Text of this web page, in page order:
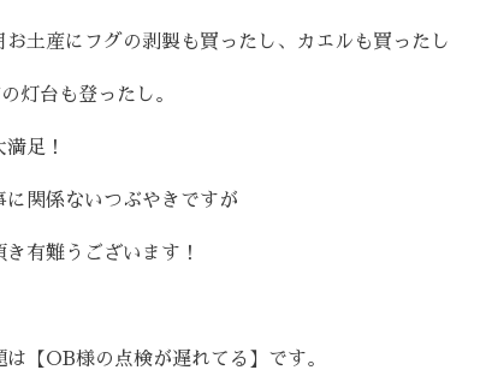
お土産にフグの剥製も買ったし、カエルも買ったし
灯台も登ったし。
足！
に関係ないつぶやきですが
き有難うございます！
は【OB様の点検が遅れてる】です。